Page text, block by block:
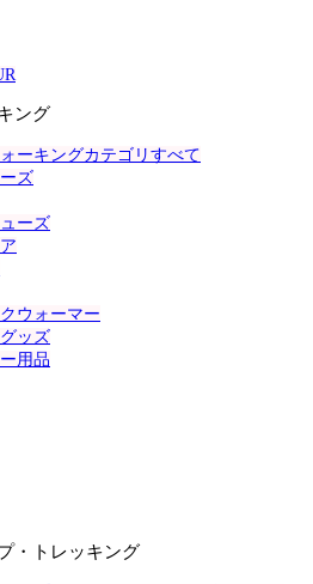
ング
ーキングカテゴリすべて
ズ
ーズ
ウォーマー
ッズ
用品
・トレッキング